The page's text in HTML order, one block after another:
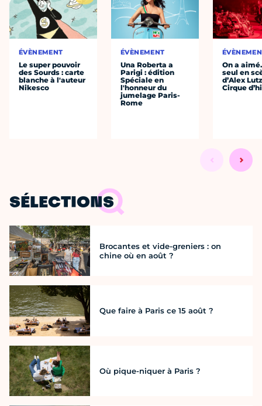
ÉVÈNEMENT
Le super pouvoir
des Sourds : carte
blanche à l'auteur
Nikesco
ÉVÈNEMENT
Una Roberta a
Parigi : édition
Spéciale en
l'honneur du
jumelage Paris-
Rome
On a
seul en
d’Alex
Cirque
SÉLECTIONS
Brocantes et vide-greniers : on
chine où en août ?
Que faire à Paris ce 15 août ?
Où pique-niquer à Paris ?